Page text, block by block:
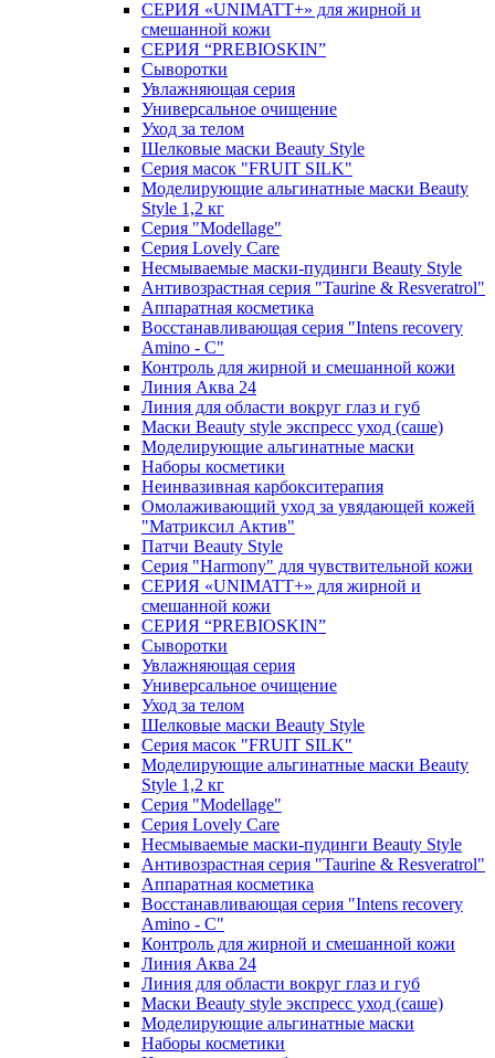
СЕРИЯ «UNIMATT+» для жирной и
смешанной кожи
СЕРИЯ “PREBIOSKIN”
Сыворотки
Увлажняющая серия
Универсальное очищение
Уход за телом
Шелковые маски Beauty Style
Серия масок "FRUIT SILK"
Моделирующие альгинатные маски Beauty
Style 1,2 кг
Серия "Modellage"
Cерия Lovely Care
Несмываемые маски-пудинги Beauty Style
Антивозрастная серия "Taurine & Resveratrol"
Аппаратная косметика
Восстанавливающая серия "Intens recovery
Amino - C"
Контроль для жирной и смешанной кожи
Линия Аква 24
Линия для области вокруг глаз и губ
Маски Beauty style экспресс уход (саше)
Моделирующие альгинатные маски
Наборы косметики
Неинвазивная карбокситерапия
Омолаживающий уход за увядающей кожей
"Матриксил Актив"
Патчи Beauty Style
Серия "Harmony" для чувствительной кожи
СЕРИЯ «UNIMATT+» для жирной и
смешанной кожи
СЕРИЯ “PREBIOSKIN”
Сыворотки
Увлажняющая серия
Универсальное очищение
Уход за телом
Шелковые маски Beauty Style
Серия масок "FRUIT SILK"
Моделирующие альгинатные маски Beauty
Style 1,2 кг
Серия "Modellage"
Cерия Lovely Care
Несмываемые маски-пудинги Beauty Style
Антивозрастная серия "Taurine & Resveratrol"
Аппаратная косметика
Восстанавливающая серия "Intens recovery
Amino - C"
Контроль для жирной и смешанной кожи
Линия Аква 24
Линия для области вокруг глаз и губ
Маски Beauty style экспресс уход (саше)
Моделирующие альгинатные маски
Наборы косметики